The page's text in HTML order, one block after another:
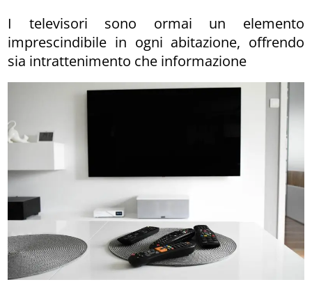
I televisori sono ormai un elemento
imprescindibile in ogni abitazione, offrendo
sia intrattenimento che informazione